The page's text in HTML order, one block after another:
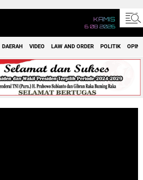
KAMIS
6 08 2026
DAERAH VIDEO LAW AND ORDER POLITIK OPINI